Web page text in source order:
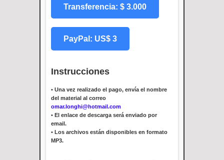
Transferencia: $ 3.000
PayPal: US$ 3
Instrucciones
• Una vez realizado el pago, envía el nombre
del material al correo
omar.longhi@hotmail.com
• El enlace de descarga será enviado por
email.
• Los archivos están disponibles en formato
MP3.